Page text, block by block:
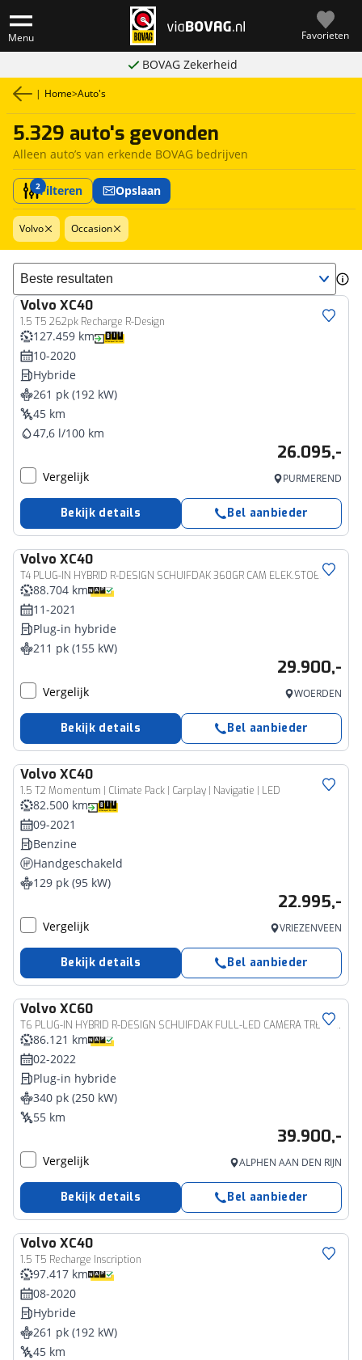
Menu Favorieten
BOVAG Zekerheid
| Home>Auto's
5.329 auto's gevonden
Alleen auto’s van erkende BOVAG bedrijven
2Filteren Opslaan
Volvo Occasion
Sorteer resultaten
Volvo XC40
1.5 T5 262pk Recharge R-Design
127.459 km
10-2020
Hybride
261 pk (192 kW)
45 km
47,6 l/100 km
26.095,-
Vergelijk PURMEREND
Bekijk details Bel aanbieder
Volvo XC40
T4 PLUG-IN HYBRID R-DESIGN SCHUIFDAK 360GR CAM ELEK.STOELEN ACC
88.704 km
11-2021
Plug-in hybride
211 pk (155 kW)
29.900,-
Vergelijk WOERDEN
Bekijk details Bel aanbieder
Volvo XC40
1.5 T2 Momentum | Climate Pack | Carplay | Navigatie | LED
82.500 km
09-2021
Benzine
Handgeschakeld
129 pk (95 kW)
22.995,-
Vergelijk VRIEZENVEEN
Bekijk details Bel aanbieder
Volvo XC60
T6 PLUG-IN HYBRID R-DESIGN SCHUIFDAK FULL-LED CAMERA TREKHAAK
86.121 km
02-2022
Plug-in hybride
340 pk (250 kW)
55 km
39.900,-
Vergelijk ALPHEN AAN DEN RIJN
Bekijk details Bel aanbieder
Volvo XC40
1.5 T5 Recharge Inscription
97.417 km
08-2020
Hybride
261 pk (192 kW)
45 km